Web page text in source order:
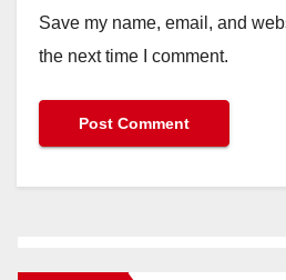
Save my name, email, and
the next time I comment.